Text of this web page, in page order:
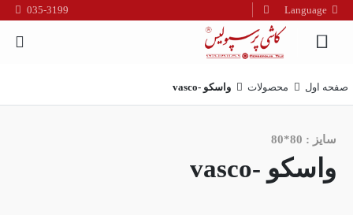
Language
فارسی
العربیه
035-3199
صفحه اول محصولات واسکو -vasco
سایز : 80*80
واسکو -vasco